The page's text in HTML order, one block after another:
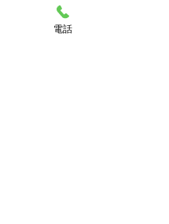
『グリグリちゃん』に会う
もおしとやかなので、いつ
電話